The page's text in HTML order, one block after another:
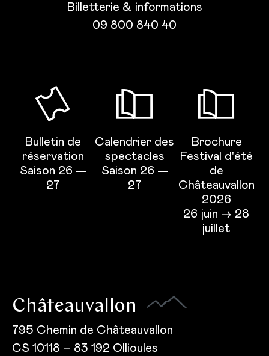
Billetterie & informations
09 800 840 40
Bulletin de
réservation
Saison 26 —
27
Calendrier des
spectacles
Saison 26 —
27
Brochure
Festival d'été
de
Châteauvallon
2026
26 juin → 28
juillet
Châteauvallon
795 Chemin de Châteauvallon
CS 10118 – 83 192 Ollioules